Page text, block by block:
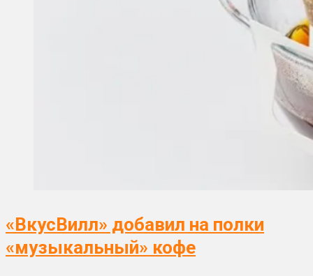
«ВкусВилл» добавил на полки
«музыкальный» кофе